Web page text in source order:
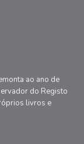
ao ano de
do Registo
livros e